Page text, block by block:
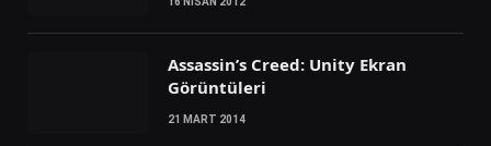
Assassin’s Creed: Unity Ekran
Görüntüleri
21 MART 2014